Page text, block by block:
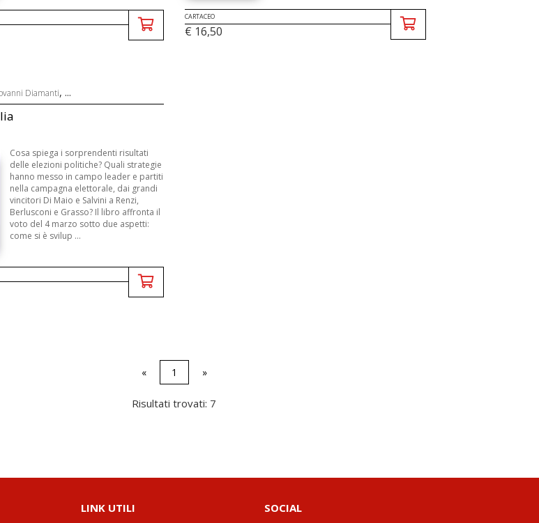
CARTACEO
€ 16,50
Diamanti, ...
Cosa spiega i sorprendenti risultati
delle elezioni politiche? Quali strategie
hanno messo in campo leader e partiti
nella campagna elettorale, dai grandi
vincitori Di Maio e Salvini a Renzi,
Berlusconi e Grasso? Il libro affronta il
voto del 4 marzo sotto due aspetti:
come si è svilup ...
« 1 »
Risultati trovati: 7
LINK UTILI SOCIAL